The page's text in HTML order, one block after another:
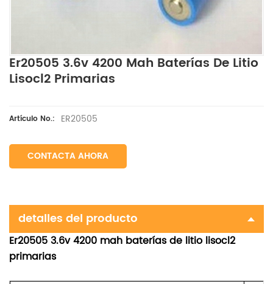
Er20505 3.6v 4200 Mah Baterías De Litio
Lisocl2 Primarias
Artículo No.: ER20505
CONTACTA AHORA
detalles del producto
Er20505 3.6v 4200 mah baterías de litio lisocl2
primarias